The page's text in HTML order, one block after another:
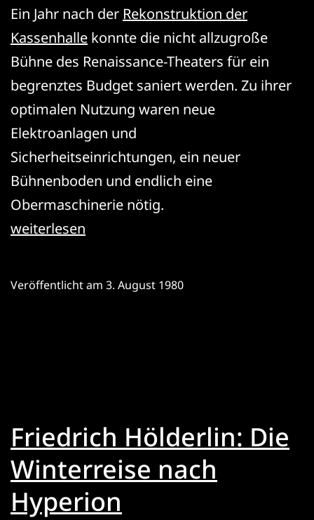
Ein Jahr nach der Rekonstruktion der
Kassenhalle konnte die nicht allzugroße
Bühne des Renaissance-Theaters für ein
begrenztes Budget saniert werden. Zu ihrer
optimalen Nutzung waren neue
Elektroanlagen und
Sicherheitseinrichtungen, ein neuer
Bühnenboden und endlich eine
Obermaschinerie nötig.
Bühnenertüchtigung
weiterlesen
Veröffentlicht am 3. August 1980
Friedrich Hölderlin: Die
Winterreise nach
Hyperion